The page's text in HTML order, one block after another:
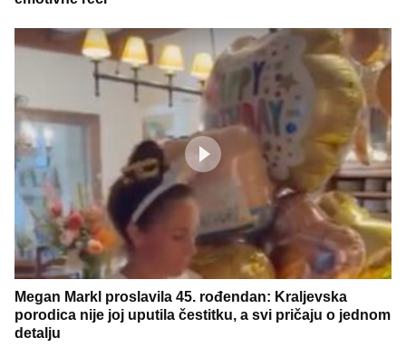
Megan Markl proslavila 45. rođendan: Kraljevska
porodica nije joj uputila čestitku, a svi pričaju o jednom
detalju